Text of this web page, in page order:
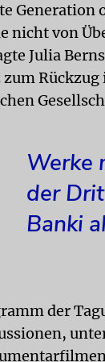
Generation
nicht von
Julia
zum
Werke
der
Banki
der